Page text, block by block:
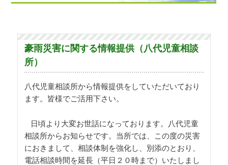
豪雨災害に関する情報提供（八代児童相談
所）
八代児童相談所から情報提供をしていただいており
ます。皆様でご活用下さい。
日頃より大変お世話になっております。八代児童
相談所からお知らせです。当所では、この度の災害
におきまして、相談体制を強化し、別添のとおり、
電話相談時間を延長（平日２０時まで）いたしまし